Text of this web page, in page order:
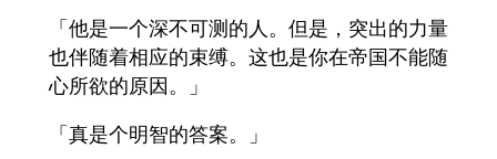
「他是一个深不可测的人。但是，突出的力量
也伴随着相应的束缚。这也是你在帝国不能随
心所欲的原因。」
「真是个明智的答案。」